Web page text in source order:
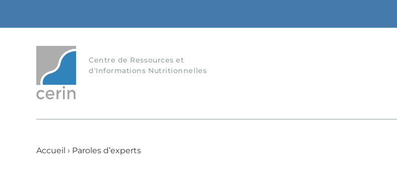
Centre de Ressources et
d'Informations Nutritionnelles
Accueil › Paroles d’experts